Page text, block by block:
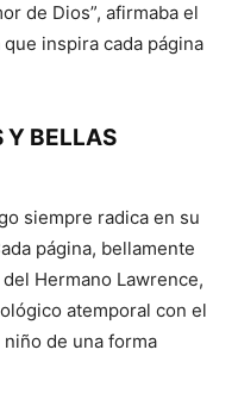
de Dios”, afirmaba el
inspira cada página
Y BELLAS
siempre radica en su
página, bellamente
Hermano Lawrence,
atemporal con el
de una forma